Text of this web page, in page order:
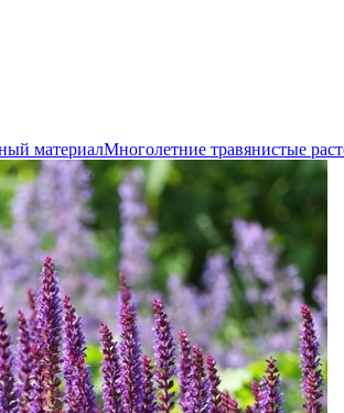
материалМноголетние травянистые